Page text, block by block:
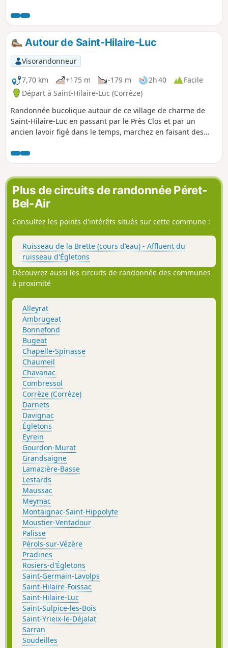
entendre une multitude de choses.
Autour de Saint-Hilaire-Luc
Visorandonneur
7,70 km
+175 m -179 m 2h 40
Facile
Départ à Saint-Hilaire-Luc (Corrèze)
Randonnée bucolique autour de ce village de charme de
Saint-Hilaire-Luc en passant par le Près Clos et par un
ancien lavoir figé dans le temps, marchez en faisant des
Plus de circuits de randonnée Péret-
Bel-Air
Consultez les points d'intérêts situés sur cette commune :
Ruisseau de la Brette (cours d'eau) - Affluent du
ruisseau d'Égletons
Découvrez aussi les circuits de randonnée des communes
à proximité
Alleyrat
Ambrugeat
Bonnefond
Bugeat
Chapelle-Spinasse
Chaumeil
Chavanac
Combressol
Corrèze (Corrèze)
Darnets
Davignac
Égletons
Eyrein
Gourdon-Murat
Grandsaigne
Lamazière-Basse
Lestards
Maussac
Meymac
Montaignac-Saint-Hippolyte
Moustier-Ventadour
Palisse
Pérols-sur-Vézère
Pradines
Rosiers-d'Égletons
Saint-Germain-Lavolps
Saint-Hilaire-Foissac
Saint-Hilaire-Luc
Saint-Sulpice-les-Bois
Saint-Yrieix-le-Déjalat
Sarran
Soudeilles